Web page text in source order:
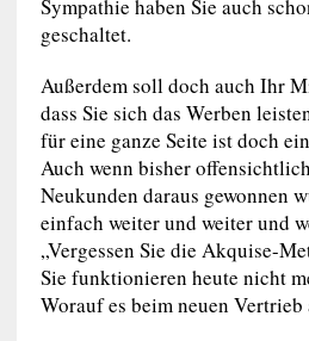
Sympathie haben Sie auch
geschaltet.
Außerdem soll doch auch Ihr
dass Sie sich das Werben
für eine ganze Seite ist doch
Auch wenn bisher
Neukunden daraus gewonnen
einfach weiter und weiter und
„Vergessen Sie die Akquise-
Sie funktionieren heute nicht
Worauf es beim neuen Vertrieb